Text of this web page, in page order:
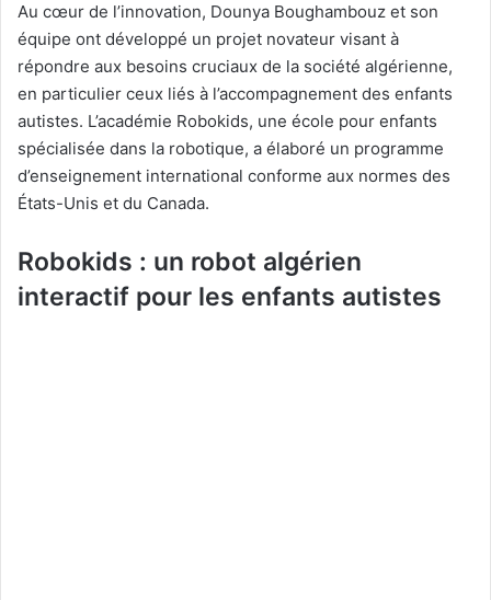
Au cœur de l’innovation, Dounya Boughambouz et son
équipe ont développé un projet novateur visant à
répondre aux besoins cruciaux de la société algérienne,
en particulier ceux liés à l’accompagnement des enfants
autistes. L’académie Robokids, une école pour enfants
spécialisée dans la robotique, a élaboré un programme
d’enseignement international conforme aux normes des
États-Unis et du Canada.
Robokids : un robot algérien
interactif pour les enfants autistes